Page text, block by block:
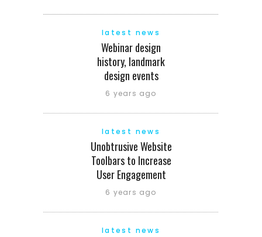
latest news
Webinar design
history, landmark
design events
6 years ago
latest news
Unobtrusive Website
Toolbars to Increase
User Engagement
6 years ago
latest news